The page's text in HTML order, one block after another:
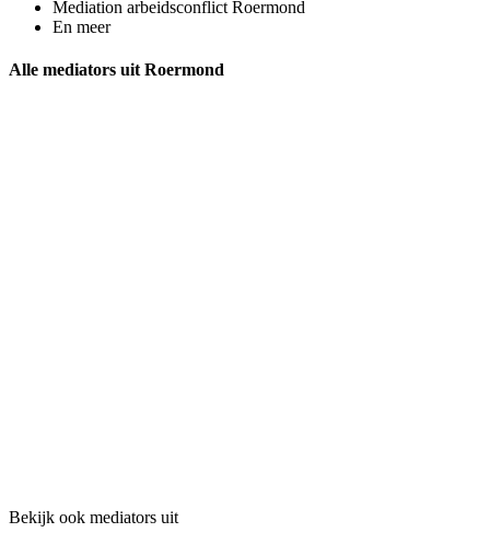
Mediation arbeidsconflict Roermond
En meer
Alle mediators uit Roermond
Bekijk ook mediators uit